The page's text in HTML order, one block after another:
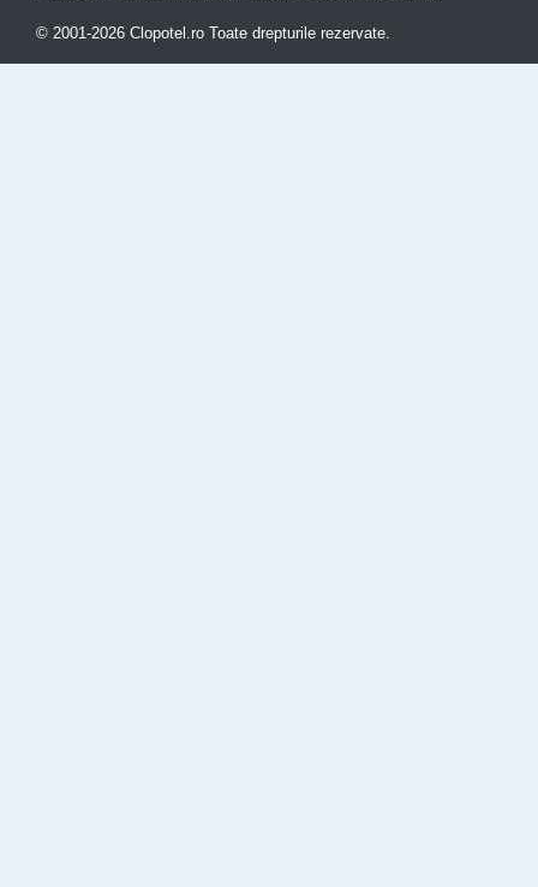
© 2001-2026 Clopotel.ro Toate drepturile rezervate.